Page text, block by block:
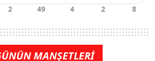
MANŞETLERİ